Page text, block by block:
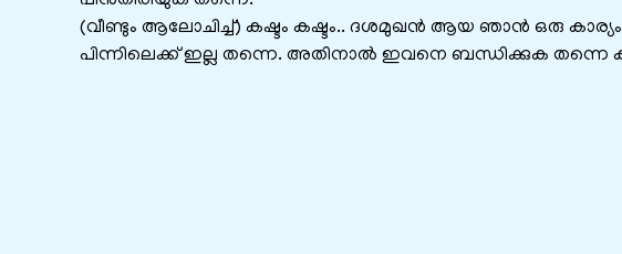
(വീണ്ടും ആലോചിച്ച്) കഷ്ടം കഷ്ടം.. ദശമുഖൻ ആയ ഞാൻ ഒരു കാര്യം
പിന്നിലെക്ക് ഇല്ല തന്നെ. അതിനാൽ ഇവനെ ബന്ധിക്കുക തന്നെ